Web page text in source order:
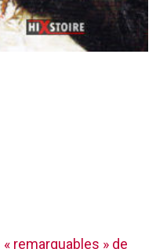
remarquables » de